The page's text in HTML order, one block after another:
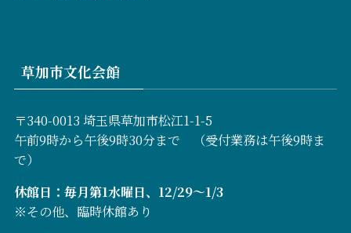
草加市文化会館
〒340-0013 埼玉県草加市松江1-1-5
午前9時から午後9時30分まで （受付業務は午後9時ま
で）
休館日：毎月第1水曜日、12/29～1/3
※その他、臨時休館あり